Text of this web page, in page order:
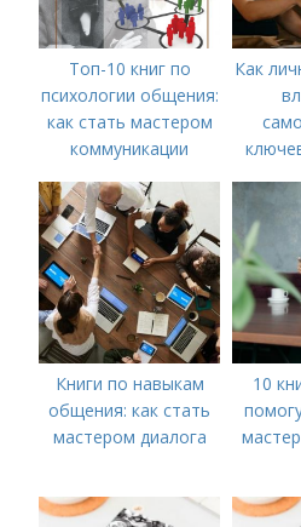
Топ-10 книг по
психологии общения:
как стать мастером
коммуникации
Как
Книги по навыкам
общения: как стать
мастером диалога
10